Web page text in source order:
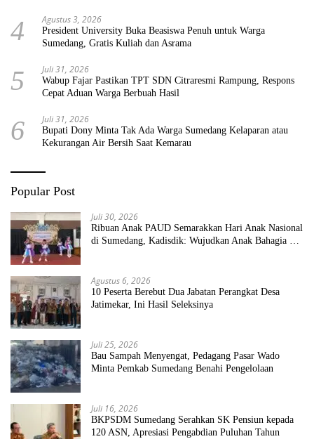
4 Agustus 3, 2026
President University Buka Beasiswa Penuh untuk Warga
Sumedang, Gratis Kuliah dan Asrama
5 Juli 31, 2026
Wabup Fajar Pastikan TPT SDN Citraresmi Rampung, Respons
Cepat Aduan Warga Berbuah Hasil
6 Juli 31, 2026
Bupati Dony Minta Tak Ada Warga Sumedang Kelaparan atau
Kekurangan Air Bersih Saat Kemarau
Popular Post
Juli 30, 2026
Ribuan Anak PAUD Semarakkan Hari Anak Nasional
di Sumedang, Kadisdik: Wujudkan Anak Bahagia dan
Agustus 6, 2026
10 Peserta Berebut Dua Jabatan Perangkat Desa
Jatimekar, Ini Hasil Seleksinya
Juli 25, 2026
Bau Sampah Menyengat, Pedagang Pasar Wado
Minta Pemkab Sumedang Benahi Pengelolaan
Juli 16, 2026
BKPSDM Sumedang Serahkan SK Pensiun kepada
120 ASN, Apresiasi Pengabdian Puluhan Tahun